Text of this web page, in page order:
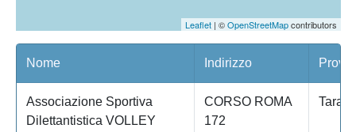
Leaflet| ©OpenStreetMapcontributors
Nome Indirizzo
Associazione Sportiva
Dilettantistica VOLLEY
CORSO ROMA
172